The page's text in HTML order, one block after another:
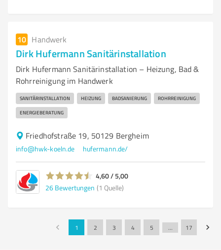
10 Handwerk
Dirk Hufermann Sanitärinstallation
Dirk Hufermann Sanitärinstallation – Heizung, Bad &
Rohrreinigung im Handwerk
SANITÄRINSTALLATION HEIZUNG BADSANIERUNG ROHRREINIGUNG
ENERGIEBERATUNG
Friedhofstraße 19, 50129 Bergheim
info@hwk-koeln.de hufermann.de/
4,60 / 5,00
26 Bewertungen (1 Quelle)
1 2 3 4 5 … 17